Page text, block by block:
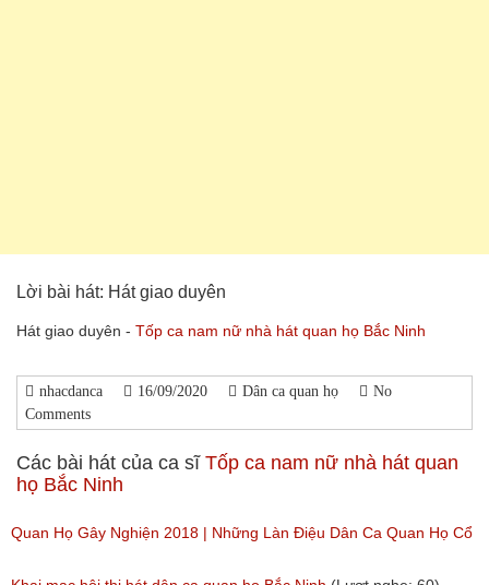
Lời bài hát: Hát giao duyên
Hát giao duyên - Tốp ca nam nữ nhà hát quan họ Bắc Ninh
nhacdanca 16/09/2020 Dân ca quan họ
No
Comments
Các bài hát của ca sĩ Tốp ca nam nữ nhà hát quan
họ Bắc Ninh
Quan Họ Gây Nghiện 2018 | Những Làn Điệu Dân Ca Quan Họ Cổ